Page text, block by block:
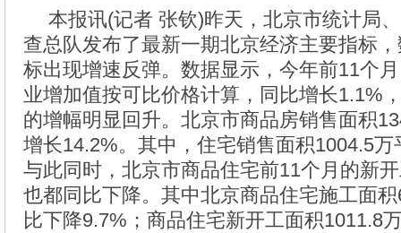
本报讯(记者 张钦)昨天，北京市统计局
查总队发布了最新一期北京经济主要指标
标出现增速反弹。数据显示，今年前11个
业增加值按可比价格计算，同比增长1.1%
的增幅明显回升。北京市商品房销售面积
增长14.2%。其中，住宅销售面积1004.5
与此同时，北京市商品住宅前11个月的新
也都同比下降。其中北京商品住宅施工面
比下降9.7%；商品住宅新开工面积1011.8